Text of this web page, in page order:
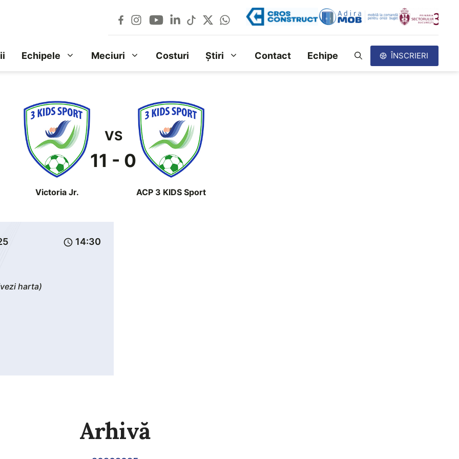
Echipele Meciuri Costuri Știri Contact Echipe ÎNSCRIERI
Victoria Jr.
VS
11 - 0
ACP 3 KIDS Sport
schedule 14:30
harta)
Arhivă